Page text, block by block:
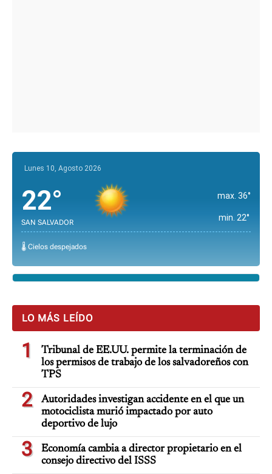
Lunes 10, Agosto 2026
22°
SAN SALVADOR
max. 36°
min. 22°
🌡️ Cielos despejados
LO MÁS LEÍDO
1
Tribunal de EE.UU. permite la terminación de
los permisos de trabajo de los salvadoreños con
TPS
2
Autoridades investigan accidente en el que un
motociclista murió impactado por auto
deportivo de lujo
3
Economía cambia a director propietario en el
consejo directivo del ISSS